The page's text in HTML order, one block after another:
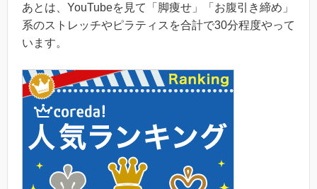
あとは、YouTubeを見て「脚痩せ」「お腹引き締め」
系のストレッチやピラティスを合計で30分程度やって
います。